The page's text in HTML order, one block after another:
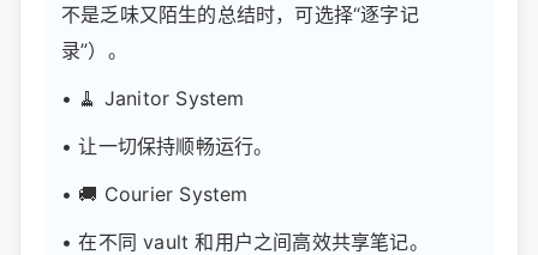
不是乏味又陌生的总结时，可选择“逐字记
录”）。
• 🧹 Janitor System
• 让一切保持顺畅运行。
• 🚚 Courier System
• 在不同 vault 和用户之间高效共享笔记。